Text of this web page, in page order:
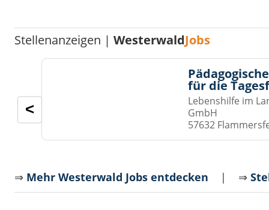
Stellenanzeigen |WesterwaldJobs
für die
Lebenshilfe im
GmbH
57632
<
⇒ Mehr Westerwald Jobs entdecken | ⇒